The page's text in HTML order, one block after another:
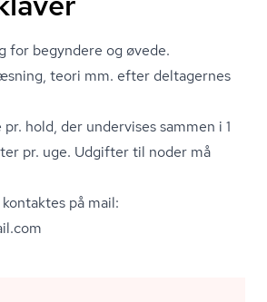
for begyndere og øvede.
teori mm. efter deltagernes
hold, der undervises sammen i 1
pr. uge. Udgifter til noder må
på mail: